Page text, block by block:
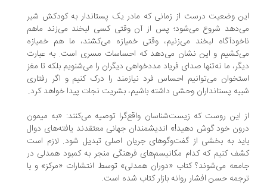
وضعیت درست از زمانی که مادر یک پستاندار به کودکش شیر
شروع می‌شود؛ پس از آن وقتی کسی لبخند می‌زند ماهم
لبخند می‌زنیم، وقتی خمیازه می‌کشند، ما هم خمیازه
و این نشان می‌دهد که احساسات مسری است. به عبارت
ما نه‌تنها صدای فریاد مددخواهی دیگران را می‌شنویم بلکه تا مغز
می‌توانیم احساس فرد نیازمند را درک کنیم و اگر رفتاری
پستانداران وحشی داشته باشیم، بشریت نجات پیدا خواهد کرد.
این روست که زیست‌شناسان واقع‌گرا توصیه می‌کنند: «به میمون
خود گوش دهید!» اندیشمندان جهانی معتقدند یافته‌های دوال
به بخشی از گفت‌وگوهای جریان اصلی تبدیل شود. لازم است
کنیم که کدام مکانیسم‌های فرهنگی منجر به کمبود همدلی در
می‌شوند؟ کتاب «دوران همدلی» توسط انتشارات «مرکز» و با
حسن افشار روانه بازار کتاب شده است.